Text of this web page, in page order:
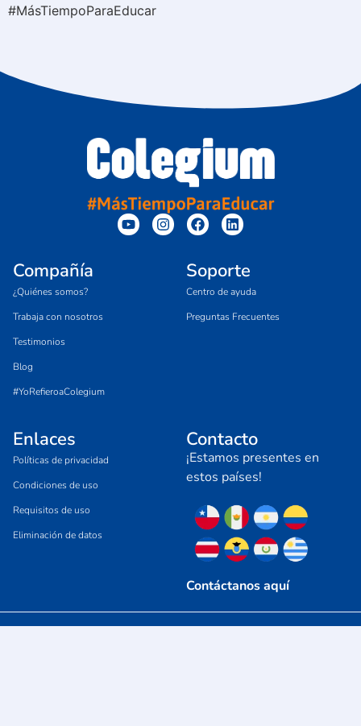
#MásTiempoParaEducar
Compañía
¿Quiénes somos?
Trabaja con nosotros
Testimonios
Blog
#YoRefieroaColegium
Soporte
Centro de ayuda
Preguntas Frecuentes
Enlaces
Políticas de privacidad
Condiciones de uso
Requisitos de uso
Eliminación de datos
Contacto
¡Estamos presentes en
estos países!
Contáctanos aquí